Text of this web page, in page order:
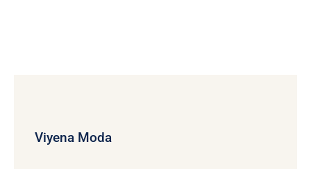
Viyena Moda